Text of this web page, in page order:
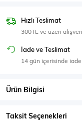
Eşofman Üstü
Hızlı Teslimat
300TL ve üzeri
İade ve Teslimat
14 gün içerisinde iade
Ürün Bilgisi
Taksit Seçenekleri